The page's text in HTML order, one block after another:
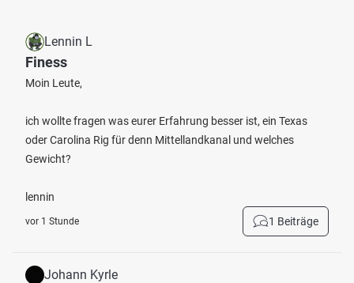
Lennin L
Finess
Moin Leute,
ich wollte fragen was eurer Erfahrung besser ist, ein Texas
oder Carolina Rig für denn Mittellandkanal und welches
Gewicht?
lennin
vor 1 Stunde 1 Beiträge
Johann Kyrle